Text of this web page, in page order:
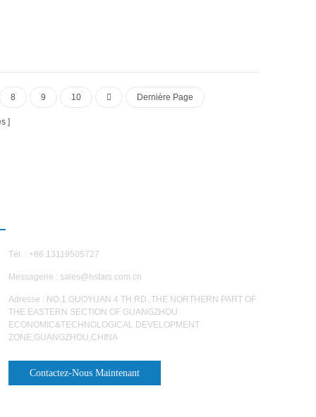
8 9 10 Dernière Page
Tél. : +86 13119505727
Messagerie : sales@hstars.com.cn
Adresse : NO.1 GUOYUAN 4 TH RD.,THE NORTHERN PART OF
THE EASTERN SECTION OF GUANGZHOU
ECONOMIC&TECHNOLOGICAL DEVELOPMENT
ZONE,GUANGZHOU,CHINA
Contactez-Nous Maintenant